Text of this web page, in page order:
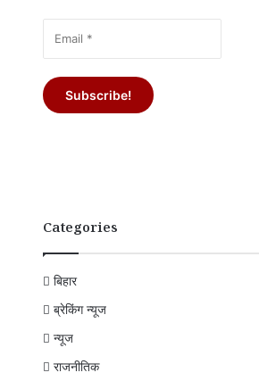
Categories
बिहार
ब्रेकिंग न्यूज
न्यूज
राजनीतिक